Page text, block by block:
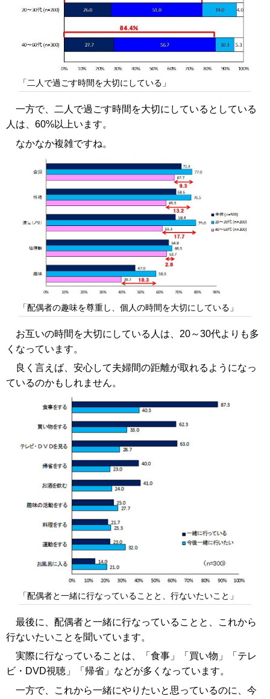
「二人で過ごす時間を大切にしている」
一方で、二人で過ごす時間を大切にしているとしている
人は、60%以上います。
なかなか複雑ですね。
「配偶者の趣味を尊重し、個人の時間を大切にしている」
お互いの時間を大切にしている人は、20～30代よりも多
くなっています。
良く言えば、安心して夫婦間の距離が取れるようになっ
ているのかもしれません。
「配偶者と一緒に行なっていることと、行ないたいこと」
最後に、配偶者と一緒に行なっていることと、これから
行ないたいことを聞いています。
実際に行なっていることは、「食事」「買い物」「テレ
ビ・DVD視聴」「帰省」などが多くなっています。
一方で、これから一緒にやりたいと思っているのに、今